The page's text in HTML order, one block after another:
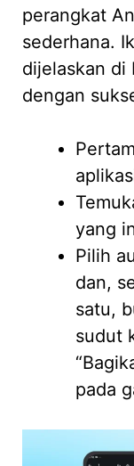
perangkat
sederhana.
dijelaskan di
dengan
yang
Pilih
dan,
satu,
sudut
pada